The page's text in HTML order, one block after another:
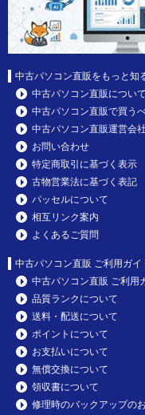
中古パソコン直販をもっと知
中古パソコン直販について
中古パソコン直販で買う
中古パソコン直販運営会
お問い合わせ
特定商取引に基づく表示
古物営業法に基づく表記
パッセルについて
相互リンク案内
よくあるご質問
中古パソコン直販 ご利用ガイ
中古パソコン直販 ご利用
品質ランクについて
送料・配送について
ポイントについて
お支払いについて
無償交換について
領収書について
修理時のバックアップの